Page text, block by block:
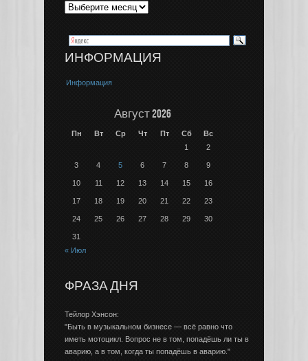
ИНФОРМАЦИЯ
Информация
Август 2026
Пн Вт Ср Чт Пт Сб
Вс
1
2
3 4 5 6 7 8 9
10 11 12 13 14 15 16
17 18 19 20 21 22 23
24 25 26 27 28 29 30
31
« Июл
ФРАЗА ДНЯ
Тейлор Хэнсон:
"Быть в музыкальном бизнесе — всё равно что
иметь мотоцикл. Вопрос не в том, попадёшь ли ты в
аварию, а в том, когда ты попадёшь в аварию."